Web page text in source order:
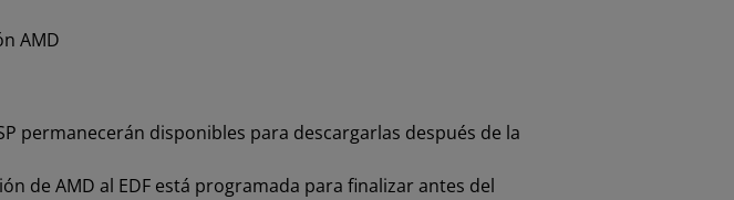
AMD
permanecerán disponibles para descargarlas después de la
de AMD al EDF está programada para finalizar antes del